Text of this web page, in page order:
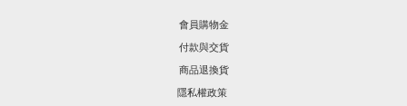
會員購物金
付款與交貨
商品退換貨
隱私權政策